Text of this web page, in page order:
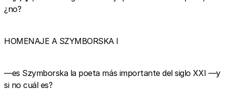
¿no?
HOMENAJE A SZYMBORSKA I
—es Szymborska la poeta más importante del siglo XXI —y
si no cuál es?